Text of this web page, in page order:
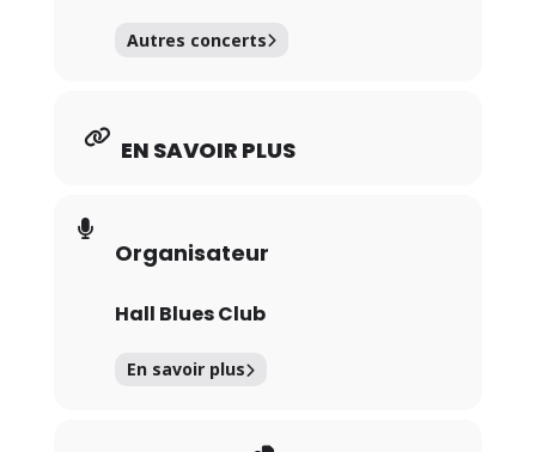
Autres concerts
EN SAVOIR PLUS
Organisateur
Hall Blues Club
En savoir plus